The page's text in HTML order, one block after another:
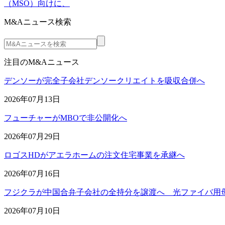
（MSO）向けに、
M&Aニュース検索
注目のM&Aニュース
デンソーが完全子会社デンソークリエイトを吸収合併へ
2026年07月13日
フューチャーがMBOで非公開化へ
2026年07月29日
ロゴスHDがアエラホームの注文住宅事業を承継へ
2026年07月16日
フジクラが中国合弁子会社の全持分を譲渡へ 光ファイバ
2026年07月10日